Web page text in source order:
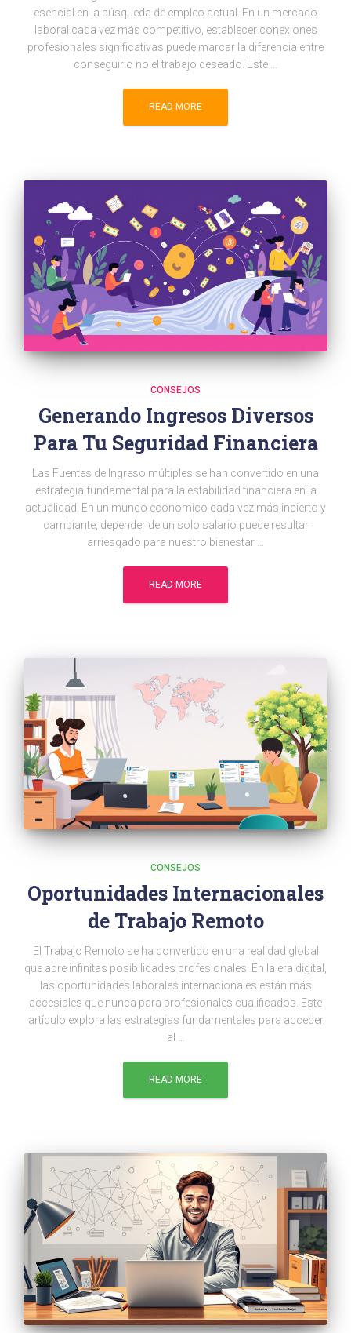
esencial en la búsqueda de empleo actual. En un mercado
laboral cada vez más competitivo, establecer conexiones
profesionales significativas puede marcar la diferencia entre
conseguir o no el trabajo deseado. Este …
READ MORE
CONSEJOS
Generando Ingresos Diversos
Para Tu Seguridad Financiera
Las Fuentes de Ingreso múltiples se han convertido en una
estrategia fundamental para la estabilidad financiera en la
actualidad. En un mundo económico cada vez más incierto y
cambiante, depender de un solo salario puede resultar
arriesgado para nuestro bienestar …
READ MORE
CONSEJOS
Oportunidades Internacionales
de Trabajo Remoto
El Trabajo Remoto se ha convertido en una realidad global
que abre infinitas posibilidades profesionales. En la era digital,
las oportunidades laborales internacionales están más
accesibles que nunca para profesionales cualificados. Este
artículo explora las estrategias fundamentales para acceder
al …
READ MORE